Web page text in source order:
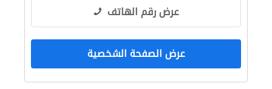
عرض رقم الهاتف
عرض الصفحة الشخصية